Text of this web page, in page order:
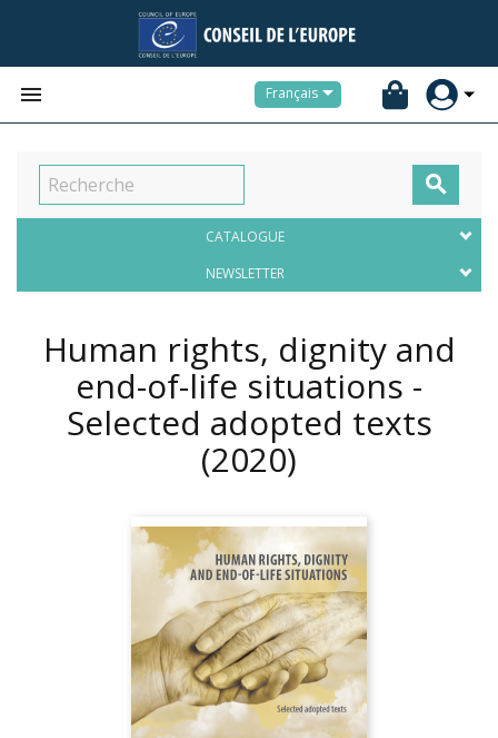
 Français

CATALOGUE
NEWSLETTER
Human rights, dignity and
end-of-life situations -
Selected adopted texts
(2020)